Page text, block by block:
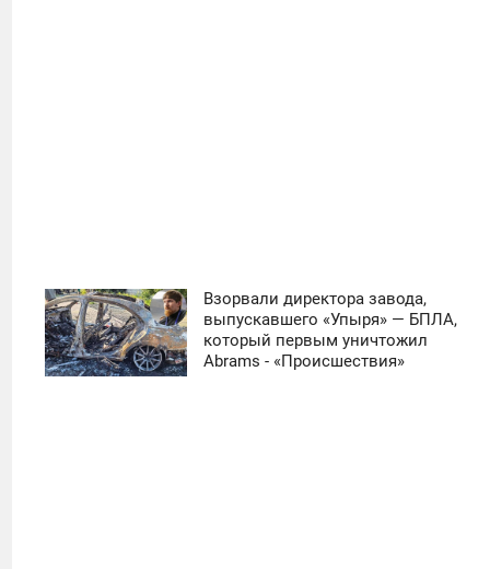
Взорвали директора завода,
выпускавшего «Упыря» — БПЛА,
который первым уничтожил
Abrams - «Происшествия»